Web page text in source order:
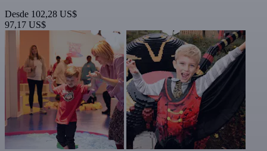
Desde 102,28 US$
97,17 US$